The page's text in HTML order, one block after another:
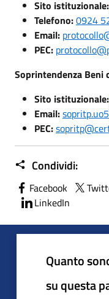
Sito istituzionale:
Telefono:0924
Email:
PEC:
Soprintendenza Beni
Sito istituzionale:
Email:
PEC:
Condividi:
Facebook
LinkedIn
Quanto
su questa